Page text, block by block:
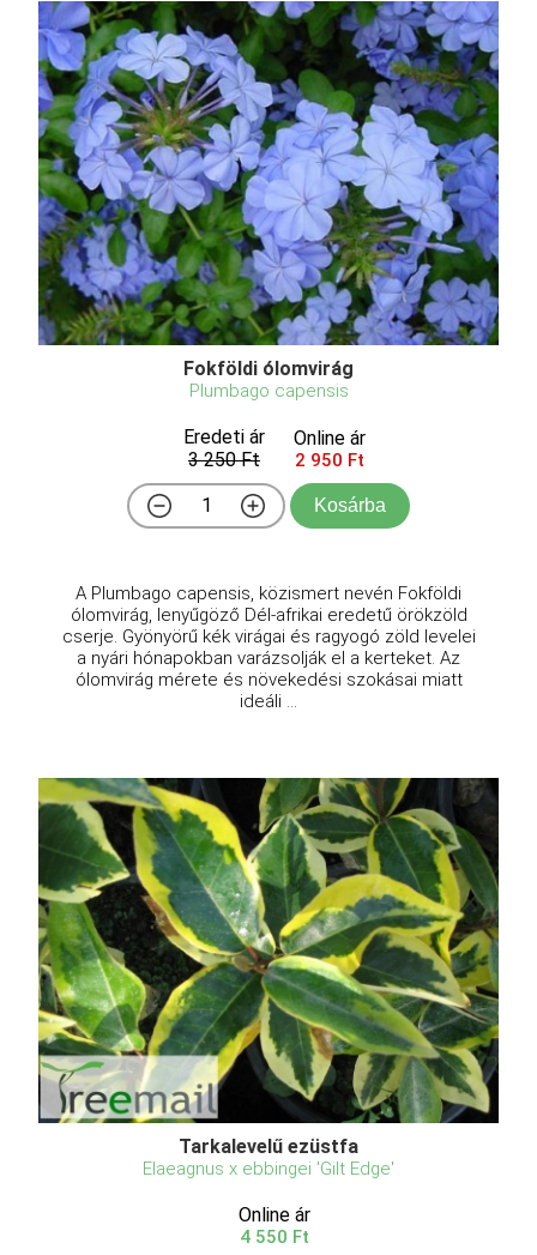
Fokföldi ólomvirág
Plumbago capensis
Eredeti ár
3 250 Ft
Online ár
2 950 Ft
Kosárba
A Plumbago capensis, közismert nevén Fokföldi
ólomvirág, lenyűgöző Dél-afrikai eredetű örökzöld
cserje. Gyönyörű kék virágai és ragyogó zöld levelei
a nyári hónapokban varázsolják el a kerteket. Az
ólomvirág mérete és növekedési szokásai miatt
ideáli ...
Tarkalevelű ezüstfa
Elaeagnus x ebbingei 'Gilt Edge'
Online ár
4 550 Ft